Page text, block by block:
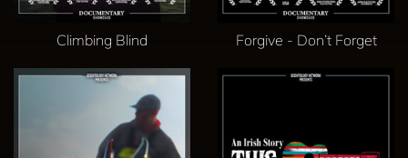
Climbing Blind Forgive - Don’t Forget